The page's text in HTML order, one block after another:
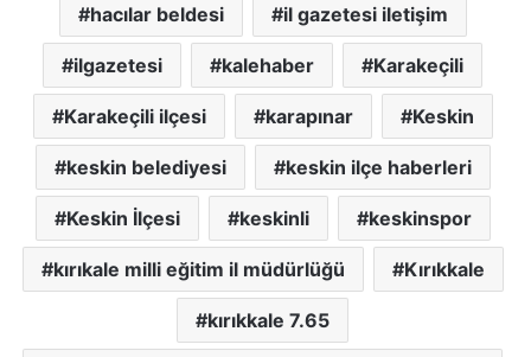
hacılar beldesi il gazetesi iletişim
ilgazetesi kalehaber Karakeçili
Karakeçili ilçesi karapınar Keskin
keskin belediyesi keskin ilçe haberleri
Keskin İlçesi keskinli keskinspor
kırıkale milli eğitim il müdürlüğü Kırıkkale
kırıkkale 7.65